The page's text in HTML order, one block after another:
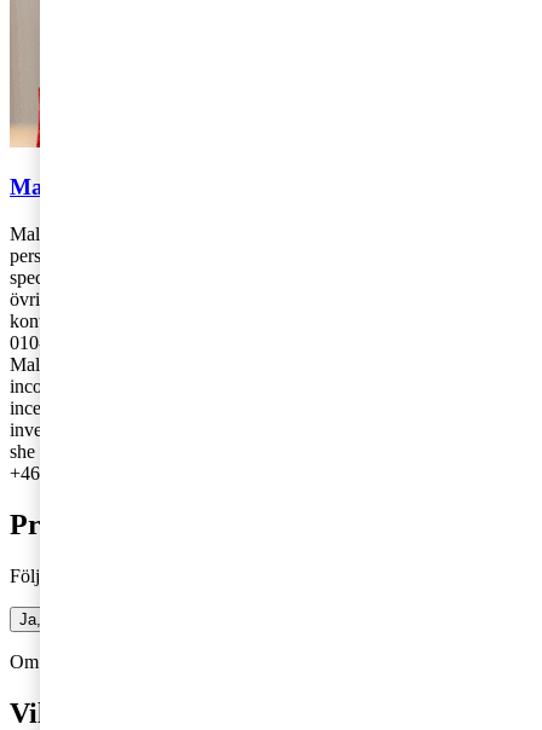
Malin Andersson
Malin Andersson arbetar med nationell och internationell
personbeskattning på PwC:s kontor i Göteborg. Malin är
specialiserad på incitamentsprogram, riskkapitalinvesteringar och
övriga kapitalinvesteringar. Malin har tidigare arbetat på PwC:s
kontor i Stockholm och på PwC i London under en kortare period.
010-212 81 60,
Malin Andersson works with national and international personal
income taxation at PwC’s Gothenburg office. Malin specialises in
incentive programmes, venture capital investments and other capital
investments. Malin used to work at PwC’s Stockholm office, and
she also worked for a short time at PwC in London.
+46 10 212 81 60
Prenumerera på bloggen
Följ vår blogg och få insikter som driver tillväxt
Ja, jag vill prenumerera på Företagarbloggen
Om du inte får fram något formulär via knappen ovan,
Vill du veta mer?